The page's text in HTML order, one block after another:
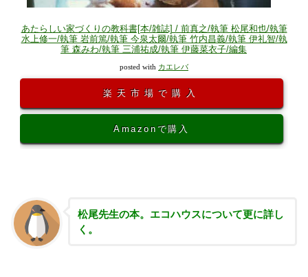
あたらしい家づくりの教科書[本/雑誌] / 前真之/執筆 松尾和也/執筆
水上修一/執筆 岩前篤/執筆 今泉太爾/執筆 竹内昌義/執筆 伊礼智/執
筆 森みわ/執筆 三浦祐成/執筆 伊藤菜衣子/編集
posted with カエレバ
楽天市場で購入
Amazonで購入
松尾先生の本。エコハウスについて更に詳し
く。